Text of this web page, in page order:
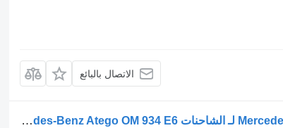
الاتصال بالبائع
إعادة تدوير غاز العادم Mercedes-Benz Atego OM 934 E6 لـ الشاحنات Mercedes-Benz Atego OM 934 E6